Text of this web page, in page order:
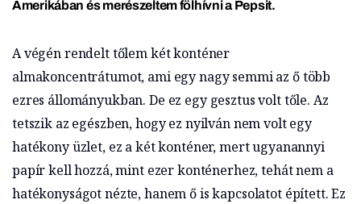
Amerikában és merészeltem fölhívni a Pepsit.
A végén rendelt tőlem két konténer
almakoncentrátumot, ami egy nagy semmi az ő több
ezres állományukban. De ez egy gesztus volt tőle. Az
tetszik az egészben, hogy ez nyilván nem volt egy
hatékony üzlet, ez a két konténer, mert ugyanannyi
papír kell hozzá, mint ezer konténerhez, tehát nem a
hatékonyságot nézte, hanem ő is kapcsolatot épített. Ez